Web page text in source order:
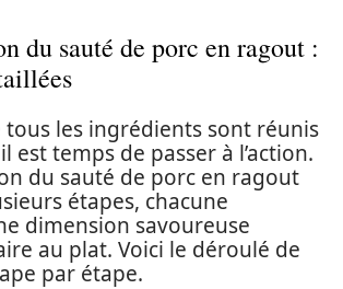
du sauté de porc en ragout :
tous les ingrédients sont réunis
est temps de passer à l’action.
du sauté de porc en ragout
étapes, chacune
dimension savoureuse
au plat. Voici le déroulé de
par étape.